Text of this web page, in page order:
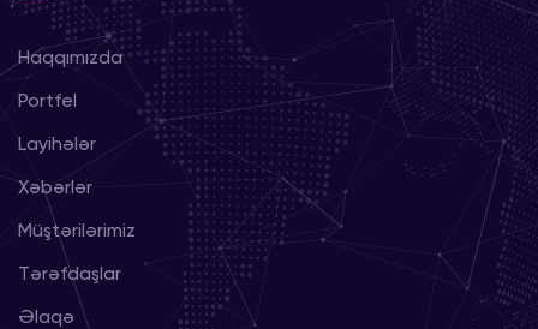
Haqqımızda
Portfel
Layihələr
Xəbərlər
Müştərilərimiz
Tərəfdaşlar
Əlaqə